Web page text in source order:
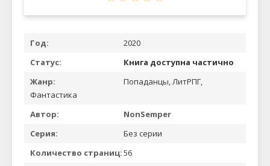
Год:
2020
Статус:
Книга доступна частично
Жанр:
Попаданцы, ЛитРПГ,
Фантастика
Автор:
NonSemper
Серия:
Без серии
Количество страниц:56